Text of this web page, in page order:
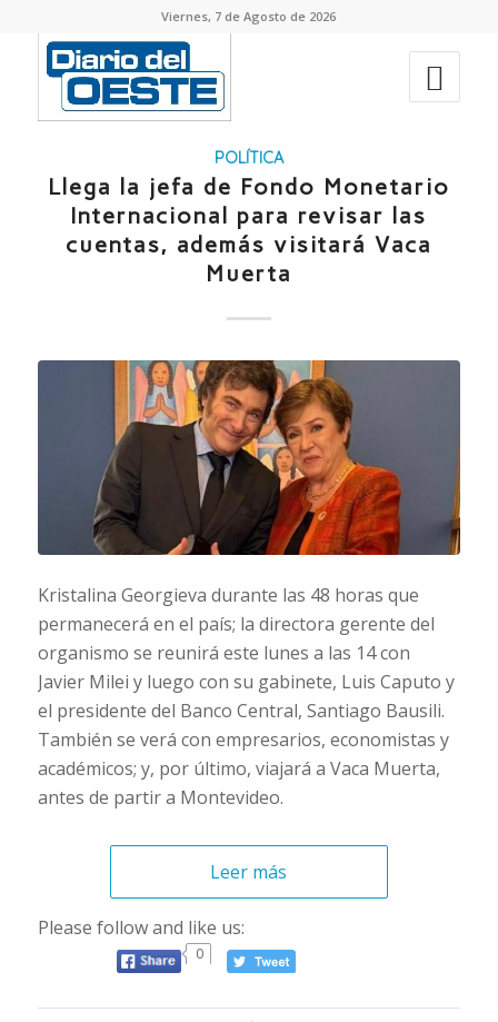
Viernes, 7 de Agosto de 2026
POLÍTICA
Llega la jefa de Fondo Monetario
Internacional para revisar las
cuentas, además visitará Vaca
Muerta
Kristalina Georgieva durante las 48 horas que
permanecerá en el país; la directora gerente del
organismo se reunirá este lunes a las 14 con
Javier Milei y luego con su gabinete, Luis Caputo y
el presidente del Banco Central, Santiago Bausili.
También se verá con empresarios, economistas y
académicos; y, por último, viajará a Vaca Muerta,
antes de partir a Montevideo.
Leer más
Please follow and like us:
0